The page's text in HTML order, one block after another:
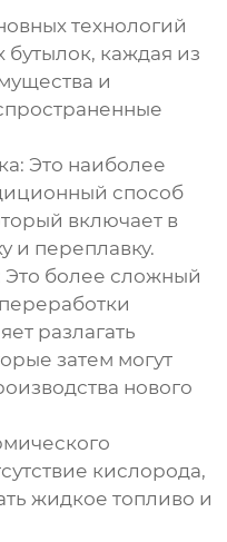
технологий
бутылок, каждая из
и
Это наиболее
способ
включает в
и переплавку.
Это более сложный
разлагать
затем могут
нового
кислорода,
жидкое топливо и